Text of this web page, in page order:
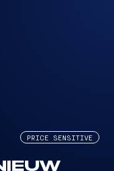
PRICE SENSITIVE